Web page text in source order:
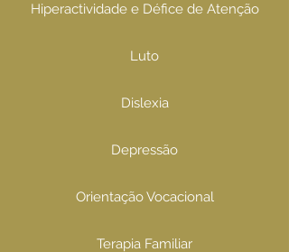
Hiperactividade e Défice de Atenção
Luto
Dislexia
Depressão
Orientação Vocacional
Terapia Familiar